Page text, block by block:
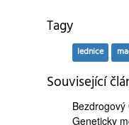
Tagy
lednice
Související
Geneticky